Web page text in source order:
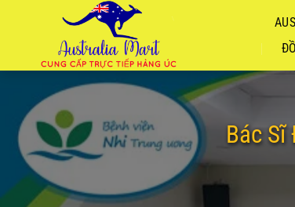
dung
Bác Sĩ